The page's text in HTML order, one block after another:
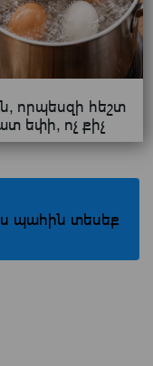
որպեսզի հեշտ
եփի, ոչ քիչ
պահին տեսեք